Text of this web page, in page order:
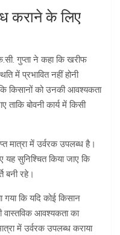
कराने के लिए
गुप्ता ने कहा कि खरीफ
में प्रभावित नहीं होनी
कि किसानों को उनकी आवश्यकता
बोवनी कार्य में किसी
मात्रा में उर्वरक उपलब्ध है।
यह सुनिश्चित किया जाए कि
बनी रहे।
गया कि यदि कोई किसान
वास्तविक आवश्यकता का
में उर्वरक उपलब्ध कराया